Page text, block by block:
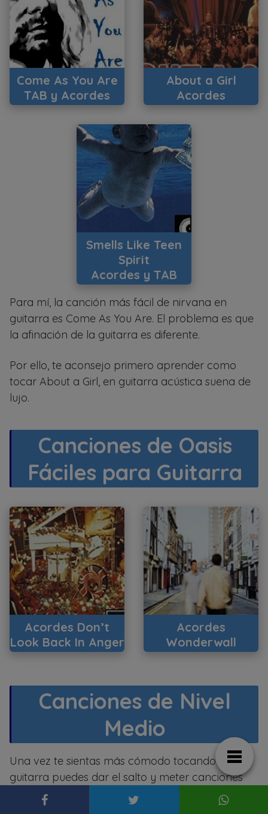
Come As You Are
TAB y Acordes
About a Girl
Acordes
Smells Like Teen
Spirit
Acordes y TAB
Para mí, la canción más fácil de nirvana en
guitarra es Come As You Are. El problema es que
la afinación de la guitarra es diferente.
Por ello, te aconsejo primero aprender como
tocar About a Girl, en guitarra acústica suena de
lujo.
Canciones de Oasis
Fáciles para Guitarra
Acordes Don’t
Look Back In Anger
Acordes
Wonderwall
Canciones de Nivel
Medio
Una vez te sientas más cómodo tocando tu
guitarra puedes dar el salto y meter canciones
con cejilla, acordes de séptima o cambios de
acorde más rápidos.